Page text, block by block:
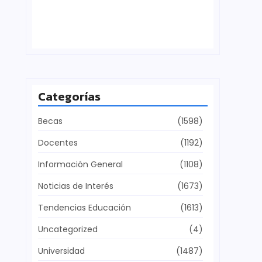
Categorías
Becas
(1598)
Docentes
(1192)
Información General
(1108)
Noticias de Interés
(1673)
Tendencias Educación
(1613)
Uncategorized
(4)
Universidad
(1487)